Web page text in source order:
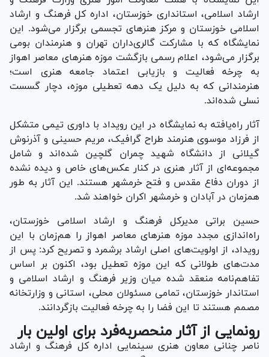
ارشاد اسلامی، استانداری خوزستان، اداره کل فرهنگ و ارشاد
اسلامی خوزستان و مرکز هنر‌های تجسمی برگزار می‌شود. این
نمایشگاه که با مشارکت گالری‌داران تهران و هنرمندان بومی
برگزار می‌شود، اعلام رسمی بازگشت موزه هنر‌های معاصر اهواز
به چرخه فعالیت و بازیابی اعتماد جامعه هنری است؛
هنرمندانی که به دلیل یک دهه تعطیلی موزه، دچار گسست
نسلی شده‌اند.
آثار راه‌یافته به نمایشگاه در این رویداد با داوری تیمی متشکل
از فرزاد موسوی هنرمند طراح گرافیک، مریم حسینی و آذرنوش
گیلانی از دانشگاه شهید چمران گلچین شده‌اند و شامل
مجموعه‌ای از آثار هنری در کنار عکس‌های خاص و دیده نشده
از دوران دفاع مقدس و فتح خرمشهر هستند. این آثار به طور
همزمان در آبادان و خرمشهر اکران خواهند شد.
حسین براتی مدیرکل فرهنگ و ارشاد اسلامی خوزستان،
راه‌اندازی مجدد موزه هنر‌های معاصر اهواز را هم‌زمان با این
رویداد، از اولویت‌های اصلی ارشاد برشمرد و تصریح کرد: پس از
مدت‌های طولانی که این موزه تعطیل بود، اکنون بر اساس
تفاهم‌نامه منعقد شده میان وزیر فرهنگ و ارشاد اسلامی و
استاندار خوزستان، تمامی مسئولان محلی، استانی و وزارتخانه
مصمم هستند تا این فضا را به چرخه فعالیت بازگردانند.
رونمایی از آثار منحصر‌به‌فرد برای اولین بار
ناصر چنانی معاون هنری سینمایی اداره کل فرهنگ و ارشاد